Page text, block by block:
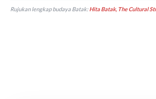
Rujukan lengkap budaya Batak: Hita Batak, The Cultural